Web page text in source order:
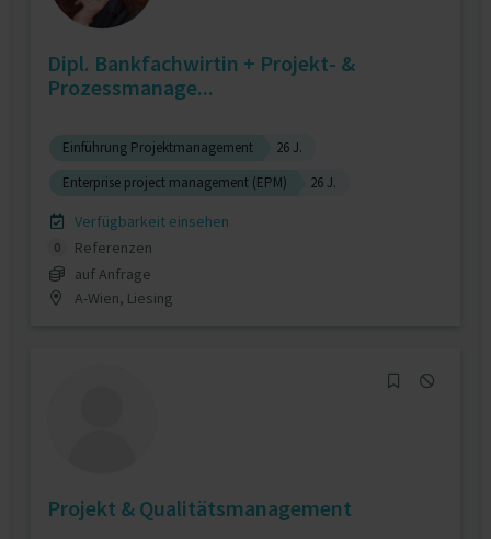
Dipl. Bankfachwirtin + Projekt- &
Prozessmanage...
Einführung Projektmanagement
26 J.
Enterprise project management (EPM)
26 J.
Verfügbarkeit einsehen
0
Referenzen
auf Anfrage
A-Wien, Liesing
Projekt & Qualitätsmanagement